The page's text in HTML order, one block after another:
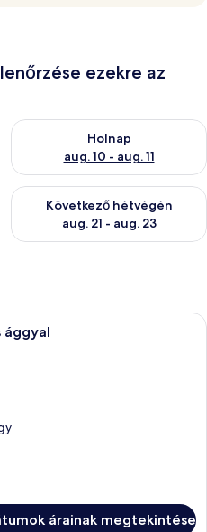
ezekre az
aug. 9 - aug. 10
Holnap
aug. 10 - aug. 11
A holnapi rendelkezésre állás
állás ellenőrzése: aug. 14 -
Következő hétvégén
aug. 21 - aug. 23
A következő hétvégi
Egy hálószoba, amelyben ágy,
ággyal
árainak megtekintése